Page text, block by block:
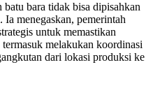
bara tidak bisa dipisahkan
menegaskan, pemerintah
untuk memastikan
melakukan koordinasi
dari lokasi produksi ke